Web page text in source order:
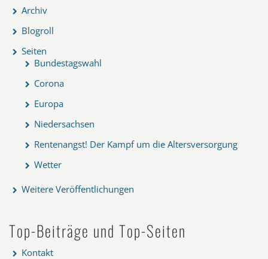
Archiv
Blogroll
Seiten
Bundestagswahl
Corona
Europa
Niedersachsen
Rentenangst! Der Kampf um die Altersversorgung
Wetter
Weitere Veröffentlichungen
Top-Beiträge und Top-Seiten
Kontakt